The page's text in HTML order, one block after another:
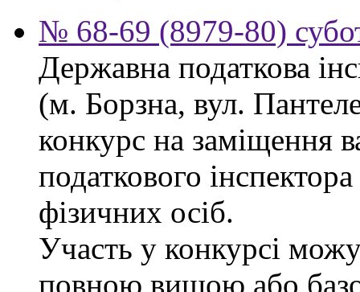
№ 68-69 (8979-80)
Державна податкова
(м. Борзна, вул.
конкурс на заміщення
податкового
фізичних осіб.
Участь у конкурсі
повною вищою або